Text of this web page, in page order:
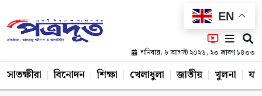
EN
শনিবার, ৮ আগস্ট ২০২৬, ২৩ শ্রাবণ ১৪৩৩
সাতক্ষীরা বিনোদন শিক্ষা খেলাধুলা জাতীয় খুলনা